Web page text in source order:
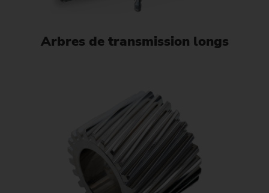
Arbres de transmission longs